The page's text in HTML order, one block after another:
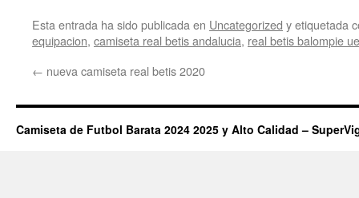
Esta entrada ha sido publicada en Uncategorized y etiquetada
equipacion, camiseta real betis andalucia, real betis balompie
← nueva camiseta real betis 2020
Camiseta de Futbol Barata 2024 2025 y Alto Calidad –